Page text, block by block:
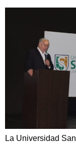
La Universidad